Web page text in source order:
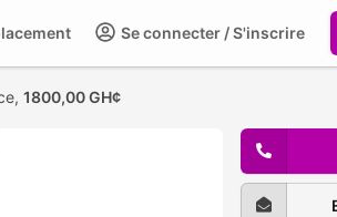
Se connecter / S'inscrire
1800,00 GH¢